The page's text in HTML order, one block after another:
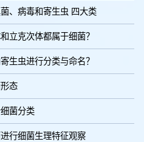
、病毒和寄生虫 四大类
立克次体都属于细菌？
生虫进行分类与命名？
态
菌分类
行细菌生理特征观察